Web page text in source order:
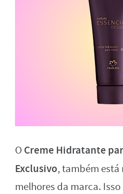
O Creme Hidratante
Exclusivo, também está
melhores da marca.